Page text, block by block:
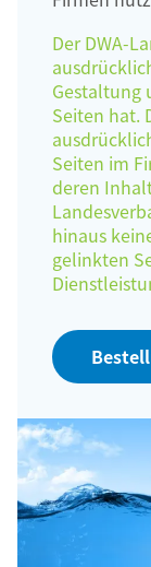
Der DWA-
Gestaltung
Seiten hat.
Seiten im
deren
hinaus
gelinkten